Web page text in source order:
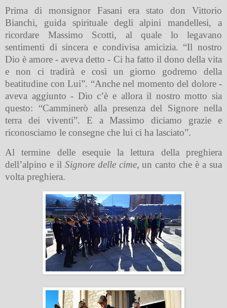
Prima di monsignor Fasani era stato don Vittorio
Bianchi, guida spirituale degli alpini mandellesi, a
ricordare Massimo Scotti, al quale lo legavano
sentimenti di sincera e condivisa amicizia. “Il nostro
Dio è amore - aveva detto - Ci ha fatto il dono della vita
e non ci tradirà e così un giorno godremo della
beatitudine con Lui”. “Anche nel momento del dolore -
aveva aggiunto - Dio c’è e allora il nostro motto sia
questo: “Camminerò alla presenza del Signore nella
terra dei viventi”. E a Massimo diciamo grazie e
riconosciamo le consegne che lui ci ha lasciato”.
Al termine delle esequie la lettura della preghiera
dell’alpino e il Signore delle cime, un canto che è a sua
volta preghiera.